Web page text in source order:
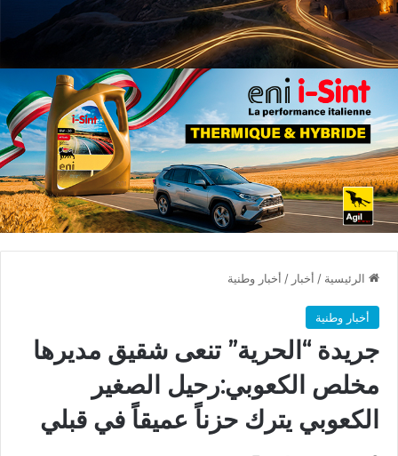
الرئيسية / أخبار / أخبار وطنية
أخبار وطنية
جريدة “الحرية” تنعى شقيق مديرها
مخلص الكعوبي:رحيل الصغير
الكعوبي يترك حزناً عميقاً في قبلي